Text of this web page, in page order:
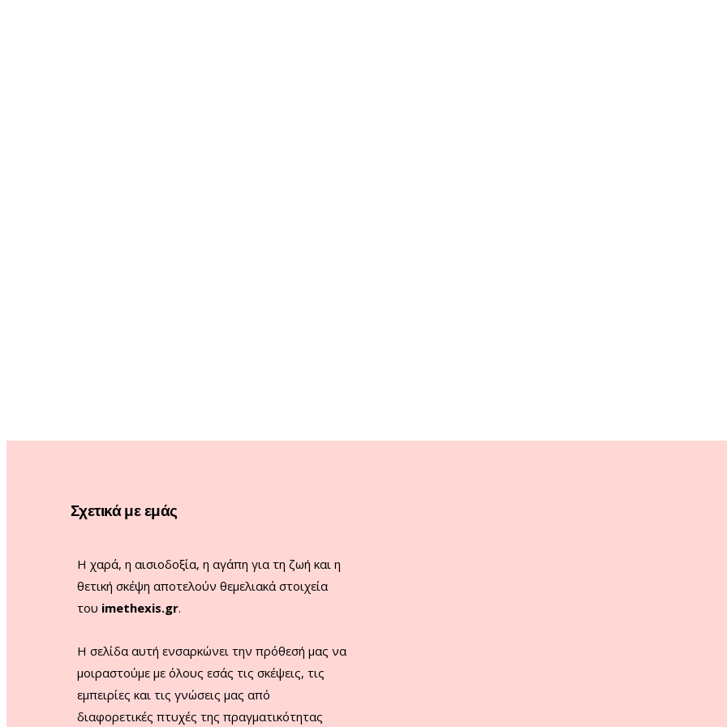
Σχετικά με εμάς
Η χαρά, η αισιοδοξία, η αγάπη για τη ζωή και η
θετική σκέψη αποτελούν θεμελιακά στοιχεία
του imethexis.gr.
H σελίδα αυτή ενσαρκώνει την πρόθεσή μας να
μοιραστούμε με όλους εσάς τις σκέψεις, τις
εμπειρίες και τις γνώσεις μας από
διαφορετικές πτυχές της πραγματικότητας